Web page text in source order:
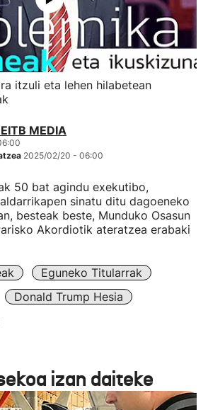
itzuli eta lehen hilabetean
MEDIA
2025/02/20 - 06:00
50 bat agindu exekutibo,
sinatu ditu dagoeneko
besteak beste, Munduko Osasun
Akordiotik ateratzea erabaki
Eguneko Titularrak
Donald Trump Hesia
izan daiteke